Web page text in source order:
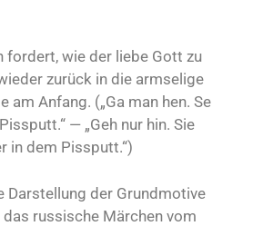
fordert, wie der liebe Gott zu
zurück in die armselige
am Anfang. („Ga man hen. Se
— „Geh nur hin. Sie
in dem Pissputt.“)
Darstellung der Grundmotive
russische Märchen vom